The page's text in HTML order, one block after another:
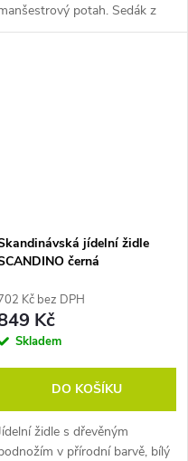
potah. Sedák z
9 mm a vrstvou pěny
jídelní židle
černá
Kč bez DPH
Kč
Skladem
DO KOŠÍKU
židle s dřevěným
v přírodní barvě, bílý